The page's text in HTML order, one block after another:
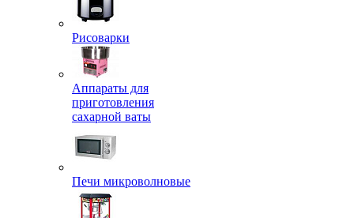
Рисоварки
Аппараты для
приготовления
сахарной ваты
Печи микроволновые